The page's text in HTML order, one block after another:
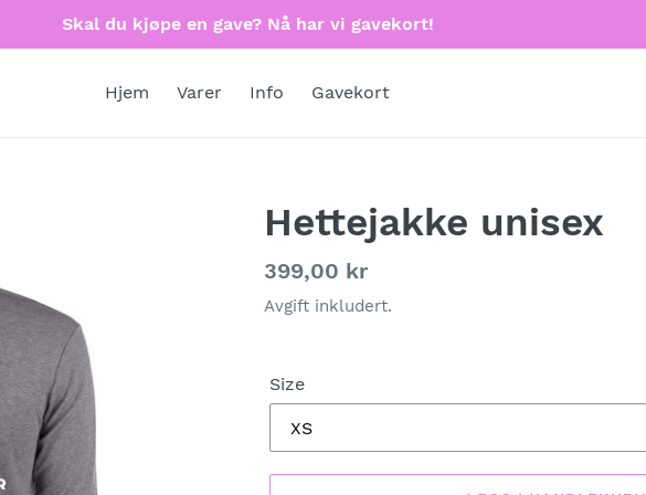
Skal du kjøpe en gave? Nå har vi gavekort!
Hjem Varer Info Gavekort
Hettejakke unisex
Vanlig
pris
399,00 kr
Avgift inkludert.
Size